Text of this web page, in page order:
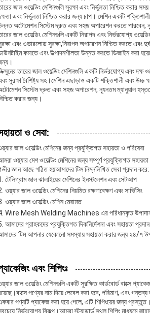
জাল ওয়েল্ডিং মেশিনগুলি সুরক্ষা এবং নির্ভুলতা নিশ্চিত করার
এবং নির্ভুলতা নিশ্চিত করার জন্য চাপ। মেশিন একটি
অটোমেশন সিস্টেম দ্রুত এবং সহজ অপারেশন করতে পারবেন,
জাল ওয়েল্ডিং মেশিনগুলি একটি নিরাপদ এবং নির্ভরযোগ্য
এবং ওভারলোড সুরক্ষা,নিরাপদ অপারেশন নিশ্চিত করতে এবং
কমাতে এবং উত্পাদনশীলতা উন্নত করতে ডিজাইন করা
তারের জাল ওয়েল্ডিং মেশিনগুলি একটি নির্ভরযোগ্য এবং
সুরক্ষা বৈশিষ্ট্য সহ।মেশিন এছাড়াও একটি শক্তিশালী এবং
সিস্টেম দ্রুত এবং সহজ অপারেশন, ন্যূনতম ম্যানুয়াল
করার জন্য।
ও সেবা:
জাল ওয়েল্ডিং মেশিনের জন্য প্রযুক্তিগত সহায়তা ও পরিষেবা
ওয়্যার মেশ ওয়েল্ডিং মেশিনের জন্য সম্পূর্ণ প্রযুক্তিগত
জ্ঞান আছে গঠিত হয়আমাদের টিম নিম্নলিখিত সেবা প্রদান করে:
টেলিগ্রাম জাল ঝালাইয়ের মেশিনের ইনস্টলেশন এবং সেটআপ
ওয়্যার জাল ওয়েল্ডিং মেশিনের নিয়মিত রক্ষণাবেক্ষণ এবং সার্ভিসিং
ওয়্যার জাল ওয়েল্ডিং মেশিন মেরামত
Wire Mesh Welding Machines এর পরিধানকৃত
আমাদের গ্রাহকদের প্রযুক্তিগত দিকনির্দেশনা এবং সহায়তা প্রদান
টিম আপনার যেকোনো সমস্যায় সহায়তা করার জন্য ২৪/৭
এবং শিপিংঃ
জাল ওয়েল্ডিং মেশিনগুলি একটি সুরক্ষিত কার্ডবোর্ড বাক্সে
পণ্যের নাম দিয়ে লেবেল করা হবে, পরিমাণ, এবং
পণ্যটি প্যাকেজ করা হয়ে গেলে, এটি শিপিংয়ের জন্য
নির্ভরযোগ্য বিকল্প।আমরা স্ট্যান্ডার্ড স্থল শিপিং মাধ্যমে